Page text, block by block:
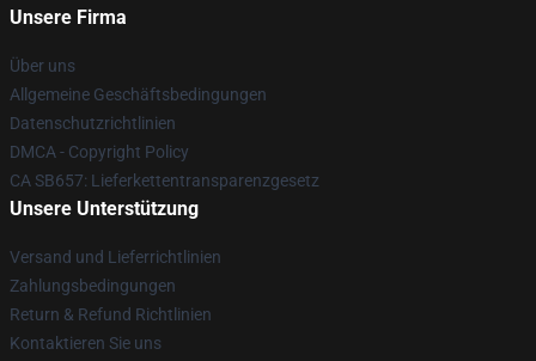
Unsere Firma
Über uns
Allgemeine Geschäftsbedingungen
Datenschutzrichtlinien
DMCA - Copyright Policy
CA SB657: Lieferkettentransparenzgesetz
Unsere Unterstützung
Versand und Lieferrichtlinien
Zahlungsbedingungen
Return & Refund Richtlinien
Kontaktieren Sie uns